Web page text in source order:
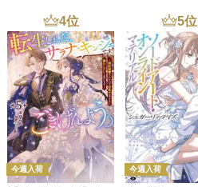
4位
今週入荷
5位
今週入荷